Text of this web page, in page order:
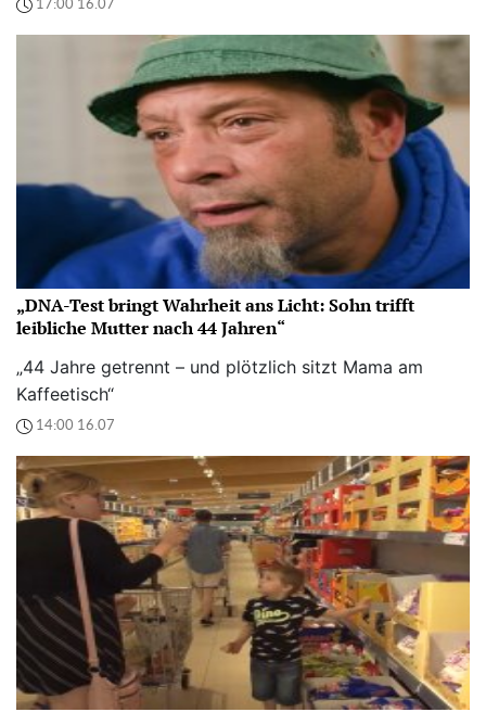
17:00 16.07
„DNA-Test bringt Wahrheit ans Licht: Sohn trifft
leibliche Mutter nach 44 Jahren“
„44 Jahre getrennt – und plötzlich sitzt Mama am
Kaffeetisch“
14:00 16.07